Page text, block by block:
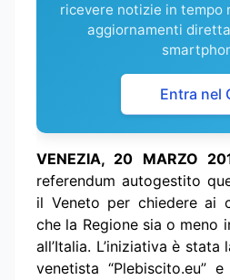
ricevere notizie in tempo
aggiornamenti
Entra nel
VENEZIA, 20 MARZO
referendum autogestito
il Veneto per chiedere ai
che la Regione sia o meno
all’Italia. L’iniziativa è
venetista “Plebiscito.eu”